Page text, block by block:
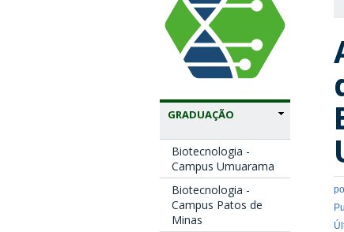
GRADUAÇÃO
Biotecnologia -
Campus Umuarama
Biotecnologia -
Campus Patos de
Minas